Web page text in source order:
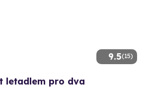
9.5(15)
letadlem pro dva